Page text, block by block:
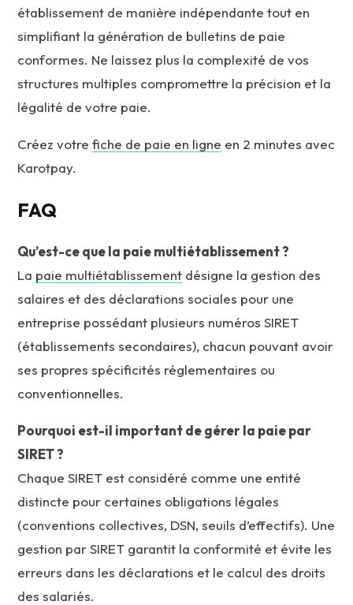
établissement de manière indépendante tout en
simplifiant la génération de bulletins de paie
conformes. Ne laissez plus la complexité de vos
structures multiples compromettre la précision et la
légalité de votre paie.
Créez votre fiche de paie en ligne en 2 minutes avec
Karotpay.
FAQ
Qu’est-ce que la paie multiétablissement ?
La paie multiétablissement désigne la gestion des
salaires et des déclarations sociales pour une
entreprise possédant plusieurs numéros SIRET
(établissements secondaires), chacun pouvant avoir
ses propres spécificités réglementaires ou
conventionnelles.
Pourquoi est-il important de gérer la paie par
SIRET ?
Chaque SIRET est considéré comme une entité
distincte pour certaines obligations légales
(conventions collectives, DSN, seuils d’effectifs). Une
gestion par SIRET garantit la conformité et évite les
erreurs dans les déclarations et le calcul des droits
des salariés.